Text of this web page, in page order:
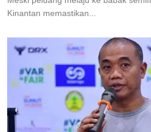
Kinantan memastikan...